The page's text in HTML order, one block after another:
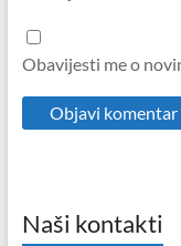
Obavijesti me o
Naši kontakti